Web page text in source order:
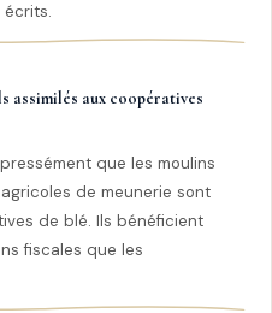
écrits.
assimilés aux coopératives
que les moulins
de meunerie sont
de blé. Ils bénéficient
fiscales que les